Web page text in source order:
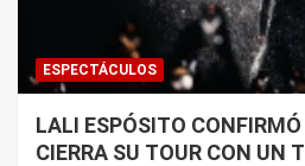
ESPECTÁCULOS
LALI ESPÓSITO
CIERRA SU TOUR CON UN